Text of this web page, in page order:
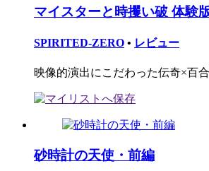
マイスターと時攫い破 体験
SPIRITED-ZERO • レビュー
映像的演出にこだわった伝奇×百
砂時計の天使・前編